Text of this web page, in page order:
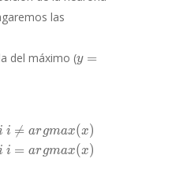
las
del máximo (y =
y =
\frac{\partial y}{\partial x_i}
i 
= argmax(x)
i = argmax(x)